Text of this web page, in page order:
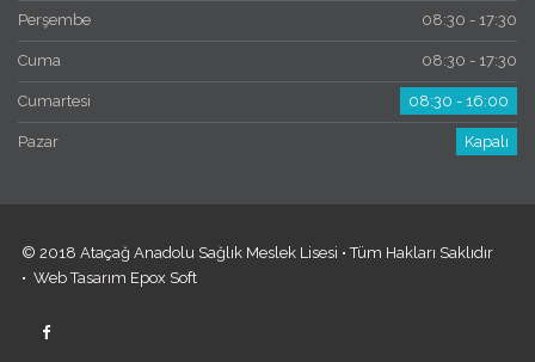
Perşembe 08:30 - 17:30
Cuma 08:30 - 17:30
Cumartesi 08:30 - 16:00
Pazar Kapalı
© 2018 Ataçağ Anadolu Sağlık Meslek Lisesi • Tüm Hakları Saklıdır
• Web Tasarım Epox Soft